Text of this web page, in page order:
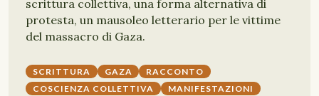
scrittura collettiva, una forma alternativa di
protesta, un mausoleo letterario per le vittime
del massacro di Gaza.
SCRITTURA GAZA
RACCONTO
COSCIENZA COLLETTIVA
MANIFESTAZIONI